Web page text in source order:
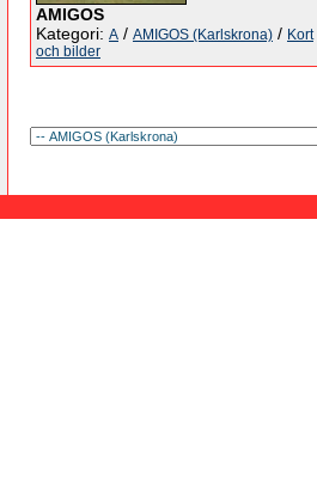
AMIGOS
Kategori: A / AMIGOS (Karlskrona) / Kort
och bilder